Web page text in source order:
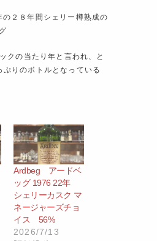
２８年間シェリー樽熟成の
クの当たり年と言われ、と
ぷりのボトルとなっている
Ardbeg アードベ
ッグ 1976 22年
シェリーカスク マ
ネージャーズチョ
イス 56%
2026/7/13